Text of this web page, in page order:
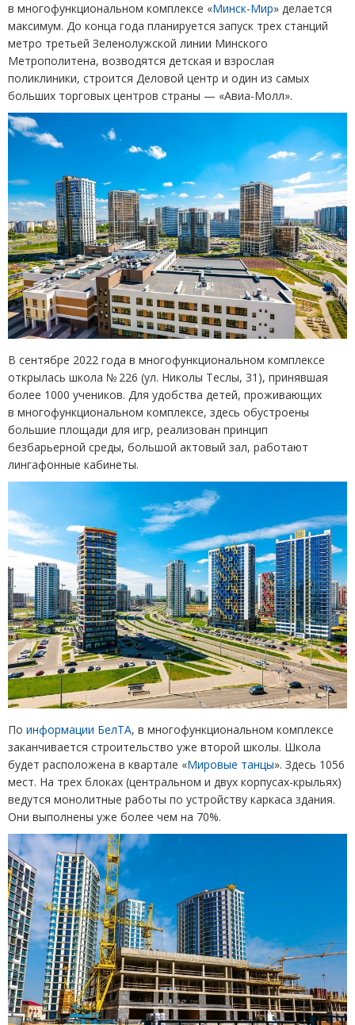
в многофункциональном комплексе «Минск-Мир» делается
максимум. До конца года планируется запуск трех станций
метро третьей Зеленолужской линии Минского
Метрополитена, возводятся детская и взрослая
поликлиники, строится Деловой центр и один из самых
больших торговых центров страны — «Авиа-Молл».
В сентябре 2022 года в многофункциональном комплексе
открылась школа № 226 (ул. Николы Теслы, 31), принявшая
более 1000 учеников. Для удобства детей, проживающих
в многофункциональном комплексе, здесь обустроены
большие площади для игр, реализован принцип
безбарьерной среды, большой актовый зал, работают
лингафонные кабинеты.
По информации БелТА, в многофункциональном комплексе
заканчивается строительство уже второй школы. Школа
будет расположена в квартале «Мировые танцы». Здесь 1056
мест. На трех блоках (центральном и двух корпусах-крыльях)
ведутся монолитные работы по устройству каркаса здания.
Они выполнены уже более чем на 70%.